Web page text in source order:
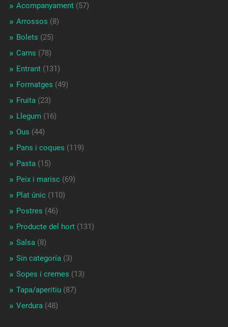
Acompanyament(57)
Arrossos (8)
Bolets (25)
Carns (78)
Entrant(131)
Formatges (49)
Fruita(23)
Llegum (16)
Ous (44)
Pans i coques (119)
Pasta(15)
Peix i marisc(69)
Plat únic(110)
Postres (46)
Producte del hort(131)
Salsa(8)
Sin categoría(3)
Sopes i cremes (13)
Tapa/aperitiu(87)
Verdura(48)